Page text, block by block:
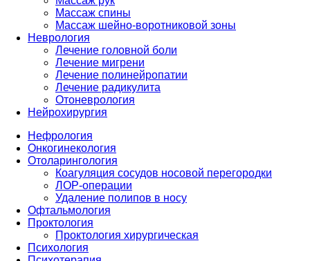
Массаж спины
Массаж шейно-воротниковой зоны
Неврология
Лечение головной боли
Лечение мигрени
Лечение полинейропатии
Лечение радикулита
Отоневрология
Нейрохирургия
Нефрология
Онкогинекология
Отоларингология
Коагуляция сосудов носовой перегородки
ЛОР-операции
Удаление полипов в носу
Офтальмология
Проктология
Проктология хирургическая
Психология